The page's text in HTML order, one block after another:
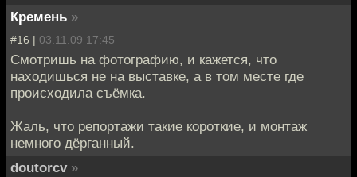
Кремень »
#16 | 03.11.09 17:45
Смотришь на фотографию, и кажется, что
находишься не на выставке, а в том месте где
происходила съёмка.
Жаль, что репортажи такие короткие, и монтаж
немного дёрганный.
doutorcv »